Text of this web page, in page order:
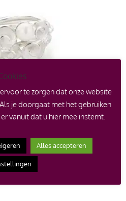
met zoetwaterparel –
te zorgen dat onze website
je doorgaat met het gebruiken
vanuit dat u hier mee instemt.
Alles accepteren